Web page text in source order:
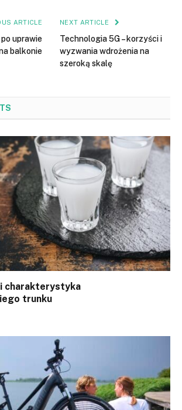
ARTICLE
uprawie
balkonie
NEXT ARTICLE
Technologia 5G – korzyści i
wyzwania wdrożenia na
szeroką skalę
charakterystyka
trunku